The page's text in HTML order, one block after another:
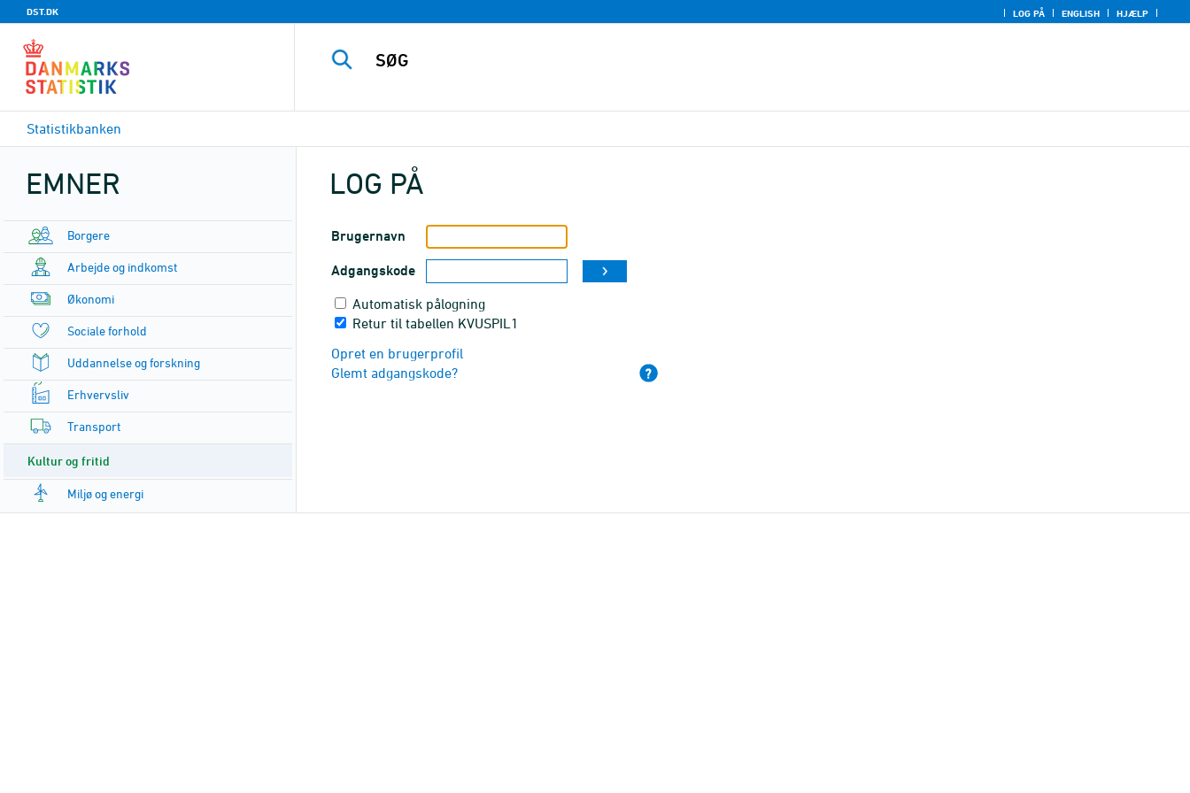
DST.DK LOG PÅ ENGLISH HJÆLP
Statistikbanken
EMNER
Borgere
Arbejde og indkomst
Økonomi
Sociale forhold
Uddannelse og forskning
Erhvervsliv
Transport
Kultur og fritid
Miljø og energi
LOG PÅ
Brugernavn
Adgangskode
Automatisk pålogning
Retur til tabellen KVUSPIL1
Opret en brugerprofil
Glemt adgangskode?